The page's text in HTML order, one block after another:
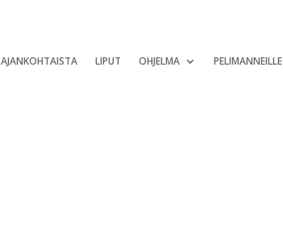
AJANKOHTAISTA LIPUT OHJELMA PELIMANNEILLE